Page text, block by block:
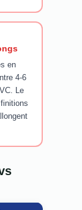
en
4-6
Le